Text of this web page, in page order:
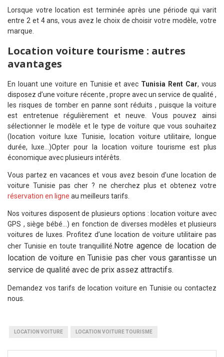
Lorsque votre location est terminée après une période qui varit
entre 2 et 4 ans, vous avez le choix de choisir votre modèle, votre
marque.
Location voiture tourisme : autres
avantages
En louant une voiture en Tunisie et avec Tunisia Rent Car, vous
disposez d’une voiture récente , propre avec un service de qualité ,
les risques de tomber en panne sont réduits , puisque la voiture
est entretenue régulièrement et neuve. Vous pouvez ainsi
sélectionner le modèle et le type de voiture que vous souhaitez
(location voiture luxe Tunisie, location voiture utilitaire, longue
durée, luxe…)Opter pour la location voiture tourisme est plus
économique avec plusieurs intérêts.
Vous partez en vacances et vous avez besoin d’une location de
voiture Tunisie pas cher ? ne cherchez plus et obtenez votre
réservation en ligne au meilleurs tarifs.
Nos voitures disposent de plusieurs options : location voiture avec
GPS , siège bébé…) en fonction de diverses modèles et plusieurs
voitures de luxes.
Profitez d’une location de voiture utilitaire pas
cher Tunisie en toute tranquillité. Notre agence de location de
location de voiture en Tunisie pas cher vous garantisse un
service de qualité avec de prix assez attractifs.
Demandez vos tarifs de location voiture en Tunisie ou contactez
nous.
LOCATION VOITURE LOCATION VOITURE TOURISME